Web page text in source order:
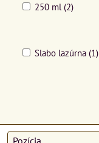
250 ml (2)
Slabo lazúrna (1)
Pozícia